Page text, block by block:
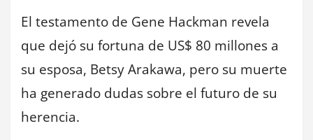
El testamento de Gene Hackman revela
que dejó su fortuna de US$ 80 millones a
su esposa, Betsy Arakawa, pero su muerte
ha generado dudas sobre el futuro de su
herencia.